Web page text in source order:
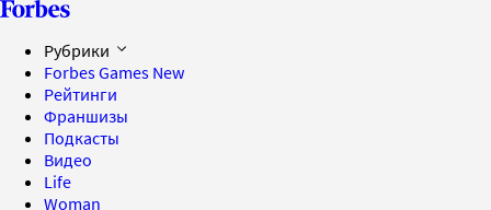
Рубрики
Forbes Games New
Рейтинги
Франшизы
Подкасты
Видео
Life
Woman